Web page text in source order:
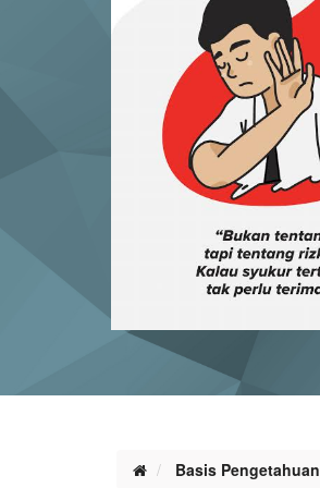
Basis Pengetahuan